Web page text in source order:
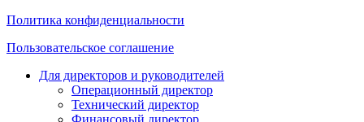
Политика конфиденциальности
Пользовательское соглашение
Для директоров и руководителей
Операционный директор
Технический директор
Финансовый директор